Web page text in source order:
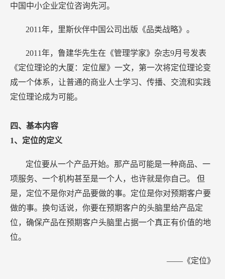
中国中小企业定位咨询先河。
2011年，里斯伙伴中国公司出版《品类战略》。
2011年，鲁建华先生在《管理学家》杂志9月号发表
《定位理论的大厦：定位屋》一文，第一次将定位理论变
成一个体系，让普通的商业人士学习、传播、交流和实践
定位理论成为可能。
四、基本内容
1、定位的定义
定位要从一个产品开始。那产品可能是一种商品、一
项服务、一个机构甚至是一个人，也许就是你自己。 但
是，定位不是你对产品要做的事。定位是你对预期客户要
做的事。换句话说，你要在预期客户的头脑里给产品定
位，确保产品在预期客户头脑里占据一个真正有价值的地
位。
——《定位》